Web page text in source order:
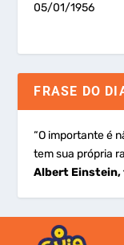
05/01/1956
FRASE DO
“O importante é
tem sua própria
Albert Einstein,